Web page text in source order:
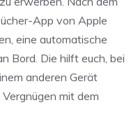
App von Apple
eine automatische
Bord. Die hilft euch, bei
anderen Gerät
mit dem